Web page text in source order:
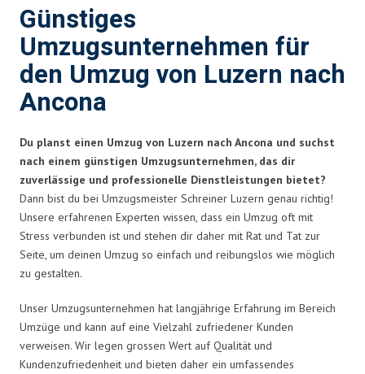
Günstiges
Umzugsunternehmen für
den Umzug von Luzern nach
Ancona
Du planst einen Umzug von Luzern nach Ancona und suchst
nach einem günstigen Umzugsunternehmen, das dir
zuverlässige und professionelle Dienstleistungen bietet?
Dann bist du bei Umzugsmeister Schreiner Luzern genau richtig!
Unsere erfahrenen Experten wissen, dass ein Umzug oft mit
Stress verbunden ist und stehen dir daher mit Rat und Tat zur
Seite, um deinen Umzug so einfach und reibungslos wie möglich
zu gestalten.
Unser Umzugsunternehmen hat langjährige Erfahrung im Bereich
Umzüge und kann auf eine Vielzahl zufriedener Kunden
verweisen. Wir legen grossen Wert auf Qualität und
Kundenzufriedenheit und bieten daher ein umfassendes